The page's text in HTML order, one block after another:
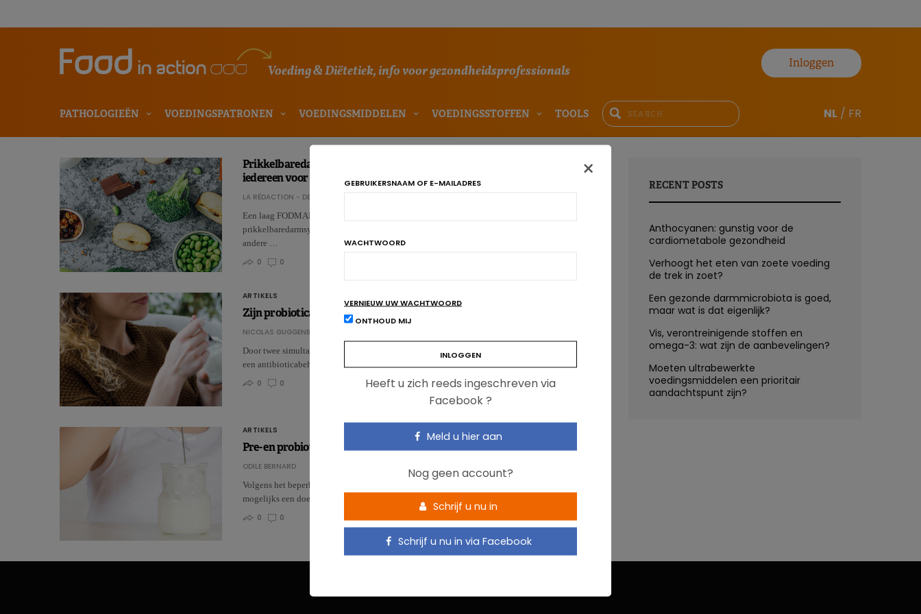
Voeding & Diëtetiek, info voor gezondheidsprofessionals
Inloggen
PATHOLOGIEËN VOEDINGSPATRONEN VOEDINGSMIDDELEN VOEDINGSSTOFFEN TOOLS NL / FR
Prikkelbaredarmsyndroom en laag FODMAP-dieet: niet zomaar aan
iedereen voor te schrijven
LA RÉDACTION - DE REDACTIE
Een laag FODMAP-dieet kan soms nuttig zijn voor wie lijdt aan het
prikkelbaredarmsyndroom. Maar deze optie zou pas mogen worden aangewend nadat alle
andere …
0
0
ARTIKELS
Zijn probiotica nutteloos?
NICOLAS GUGGENBÜHL
Door twee simultaan gepubliceerde studies komt het gebruik van probiotica, met name bij
een antibioticabehandeling, steeds meer onder vuur te liggen. Wij tr…
0
0
ARTIKELS
Pre- en probiotica bij kinderen: aanbevelingen
ODILE BERNARD
Volgens het beperkte onderzoek naar het gebruik van pre- en probiotica bij kinderen kan dit
mogelijks een doeltreffende maatregel zijn……
0
0
RECENT POSTS
Anthocyanen: gunstig voor de
cardiometabole gezondheid
Verhoogt het eten van zoete voeding
de trek in zoet?
Een gezonde darmmicrobiota is goed,
maar wat is dat eigenlijk?
Vis, verontreinigende stoffen en
omega-3: wat zijn de aanbevelingen?
Moeten ultrabewerkte
voedingsmiddelen een prioritair
aandachtspunt zijn?
×
GEBRUIKERSNAAM OF E-MAILADRES
WACHTWOORD
VERNIEUW UW WACHTWOORD
ONTHOUD MIJ
Heeft u zich reeds ingeschreven via
Facebook ?
Meld u hier aan
Nog geen account?
Schrijf u nu in
Schrijf u nu in via Facebook